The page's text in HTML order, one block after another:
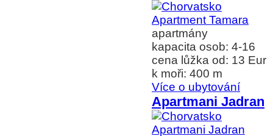
apartmány
kapacita osob: 4-16
cena lůžka od: 13 Eur
k moři: 400 m
Více o ubytování
Apartmani Jadran